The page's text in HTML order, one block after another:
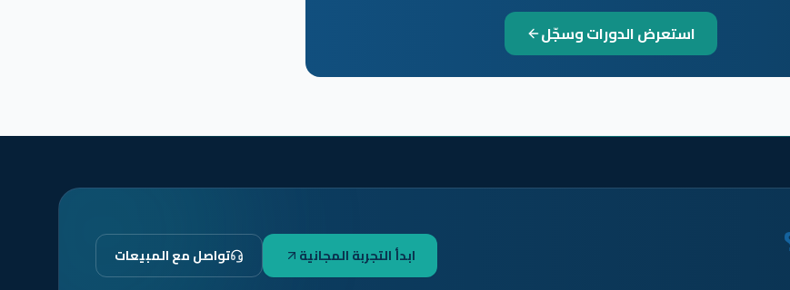
استعرض الدورات وسجّل
ابدأ التجربة المجانية تواصل مع المبيعات